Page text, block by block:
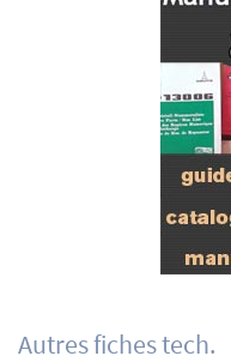
Autres fiches tech.